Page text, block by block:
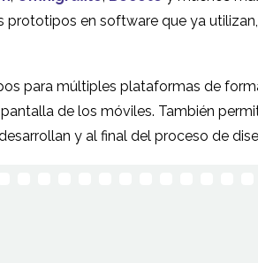
prototipos en software que ya
para múltiples plataformas de
de los móviles. También
y al final del proceso de